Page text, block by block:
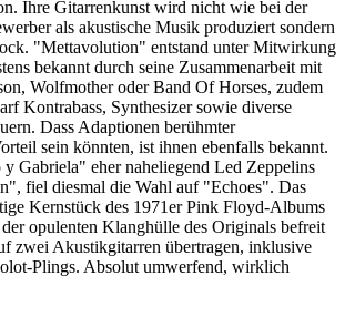
Ihre Gitarrenkunst wird nicht wie bei der
als akustische Musik produziert sondern
"Mettavolution" entstand unter Mitwirkung
bekannt durch seine Zusammenarbeit mit
Wolfmother oder Band Of Horses, zudem
Kontrabass, Synthesizer sowie diverse
Dass Adaptionen berühmter
sein könnten, ist ihnen ebenfalls bekannt.
Gabriela" eher naheliegend Led Zeppelins
fiel diesmal die Wahl auf "Echoes". Das
Kernstück des 1971er Pink Floyd-Albums
opulenten Klanghülle des Originals befreit
zwei Akustikgitarren übertragen, inklusive
Plings. Absolut umwerfend, wirklich